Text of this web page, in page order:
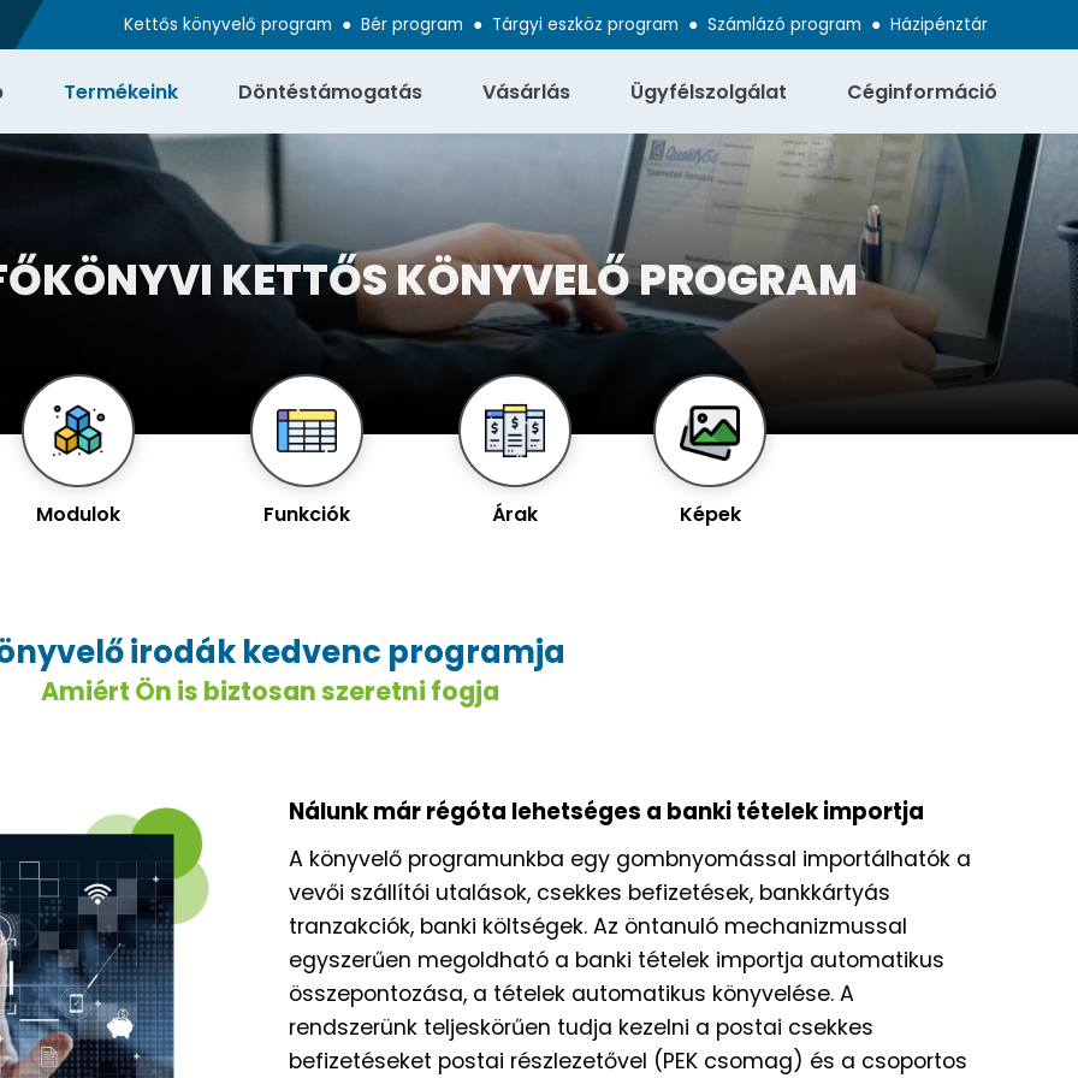
Kettős könyvelő program ● Bér program ● Tárgyi eszköz program ● Számlázó program ● Házipénztár
Termékeink Döntéstámogatás Vásárlás Ügyfélszolgálat Céginformáció
KETTŐS KÖNYVELŐ PROGRAM
Modulok Funkciók Árak Képek
irodák kedvenc programja
Amiért Ön is biztosan szeretni fogja
Nálunk már régóta lehetséges a banki tételek importja
A könyvelő programunkba egy gombnyomással importálhatók a
vevői szállítói utalások, csekkes befizetések, bankkártyás
tranzakciók, banki költségek. Az öntanuló mechanizmussal
egyszerűen megoldható a banki tételek importja automatikus
összepontozása, a tételek automatikus könyvelése. A
rendszerünk teljeskörűen tudja kezelni a postai csekkes
befizetéseket postai részlezetővel (PEK csomag) és a csoportos